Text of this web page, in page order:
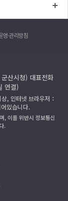
영·관리방침
산시청) 대표전화
연결)
, 인터넷 브라우저：
있습니다.
, 이를 위반시 정보통신
.